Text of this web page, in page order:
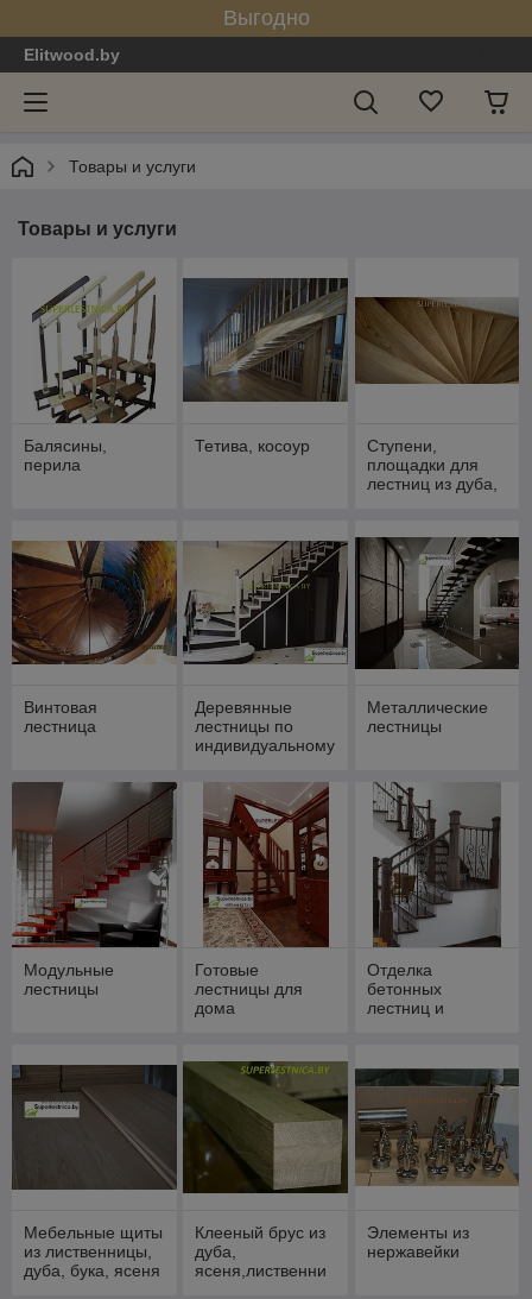
Выгодно
Elitwood.by
Товары и услуги
Товары и услуги
Балясины,
перила
Тетива, косоур
Ступени,
площадки для
лестниц из дуба,
бука
Винтовая
лестница
Деревянные
лестницы по
индивидуальному
Металлические
лестницы
Модульные
лестницы
Готовые
лестницы для
дома
Отделка
бетонных
лестниц и
Мебельные щиты
из лиственницы,
дуба, бука, ясеня
Клееный брус из
дуба,
ясеня,лиственни
Элементы из
нержавейки